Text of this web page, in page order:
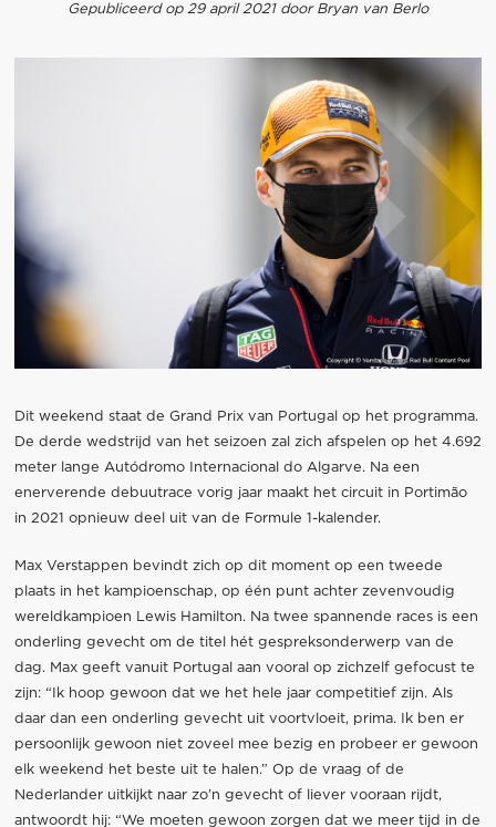
Gepubliceerd op 29 april 2021 door Bryan van Berlo
Dit weekend staat de Grand Prix van Portugal op het programma.
De derde wedstrijd van het seizoen zal zich afspelen op het 4.692
meter lange Autódromo Internacional do Algarve. Na een
enerverende debuutrace vorig jaar maakt het circuit in Portimão
in 2021 opnieuw deel uit van de Formule 1-kalender.
Max Verstappen bevindt zich op dit moment op een tweede
plaats in het kampioenschap, op één punt achter zevenvoudig
wereldkampioen Lewis Hamilton. Na twee spannende races is een
onderling gevecht om de titel hét gespreksonderwerp van de
dag. Max geeft vanuit Portugal aan vooral op zichzelf gefocust te
zijn: “Ik hoop gewoon dat we het hele jaar competitief zijn. Als
daar dan een onderling gevecht uit voortvloeit, prima. Ik ben er
persoonlijk gewoon niet zoveel mee bezig en probeer er gewoon
elk weekend het beste uit te halen.” Op de vraag of de
Nederlander uitkijkt naar zo’n gevecht of liever vooraan rijdt,
antwoordt hij: “We moeten gewoon zorgen dat we meer tijd in de